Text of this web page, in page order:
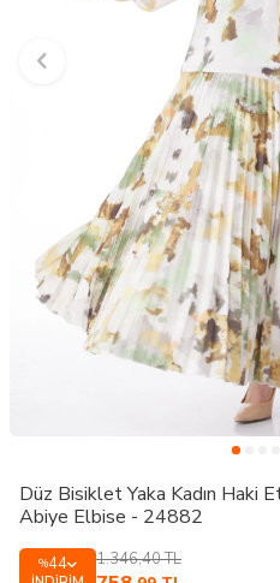
Düz Bisiklet Yaka Kadın Haki
Abiye Elbise - 24882
%44 1.346,40TL